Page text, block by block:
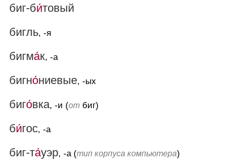
биг-би́товый
бигль, -я
бигма́к, -а
бигно́ниевые, -ых
биго́вка, -и (от биг)
би́гос, -а
биг-та́уэр, -а (тип корпуса компьютера)